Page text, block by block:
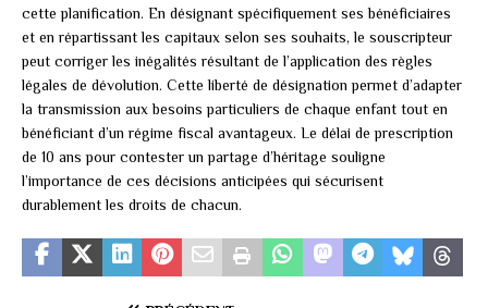
cette planification. En désignant spécifiquement ses bénéficiaires
et en répartissant les capitaux selon ses souhaits, le souscripteur
peut corriger les inégalités résultant de l’application des règles
légales de dévolution. Cette liberté de désignation permet d’adapter
la transmission aux besoins particuliers de chaque enfant tout en
bénéficiant d’un régime fiscal avantageux. Le délai de prescription
de 10 ans pour contester un partage d’héritage souligne
l’importance de ces décisions anticipées qui sécurisent
durablement les droits de chacun.